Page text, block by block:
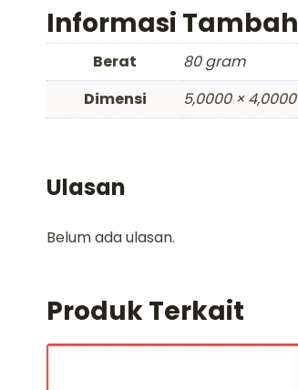
Informasi
Berat
80 gram
Dimensi
5,0000 ×
Ulasan
Belum ada ulasan.
Produk Terkait